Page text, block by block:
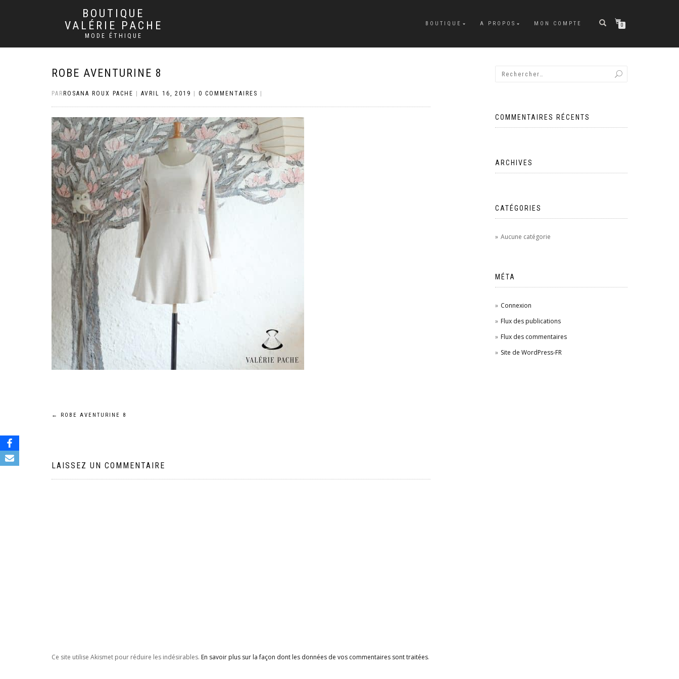
BOUTIQUE
VALÉRIE PACHE
MODE ÉTHIQUE
BOUTIQUE A PROPOS MON COMPTE 0
ROBE AVENTURINE 8
PAR ROSANA ROUX PACHE AVRIL 16, 2019 0 COMMENTAIRES
Navigation
l’article
← ROBE AVENTURINE 8
LAISSEZ UN COMMENTAIRE
Ce site utilise Akismet pour réduire les indésirables. En savoir plus sur la façon dont les données de vos commentaires sont traitées.
COMMENTAIRES RÉCENTS
ARCHIVES
CATÉGORIES
Aucune catégorie
MÉTA
Connexion
Flux des publications
Flux des commentaires
Site de WordPress-FR